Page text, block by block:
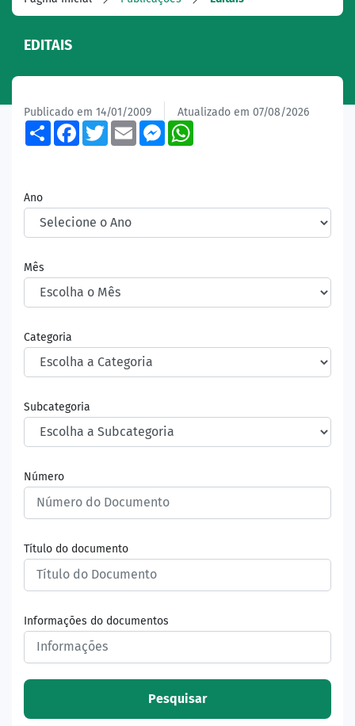
EDITAIS
Publicado em 14/01/2009 Atualizado em 07/08/2026
ShareFacebook
TwitterEmailMessenger
Ano
Mês
Categoria
Subcategoria
Número
Título do documento
Informações do documentos
Pesquisar